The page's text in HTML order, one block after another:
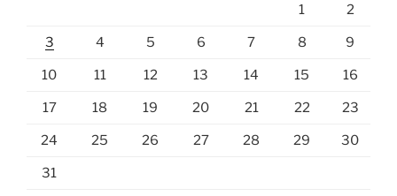
1 2
3 4 5 6 7 8 9
10 11 12 13 14 15 16
17 18 19 20 21 22 23
24 25 26 27 28 29 30
31